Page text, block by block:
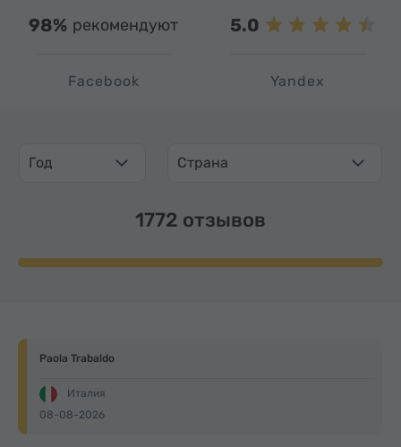
98% рекомендуют
Facebook
5.0
Yandex
Год Страна
1772 отзывов
Paola Trabaldo
Италия
08-08-2026